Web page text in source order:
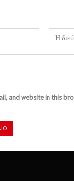
and website in this